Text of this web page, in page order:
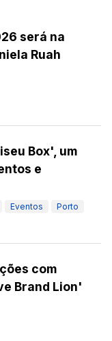
será na
Ruah
Box', um
e
Eventos Porto
com
Brand Lion'